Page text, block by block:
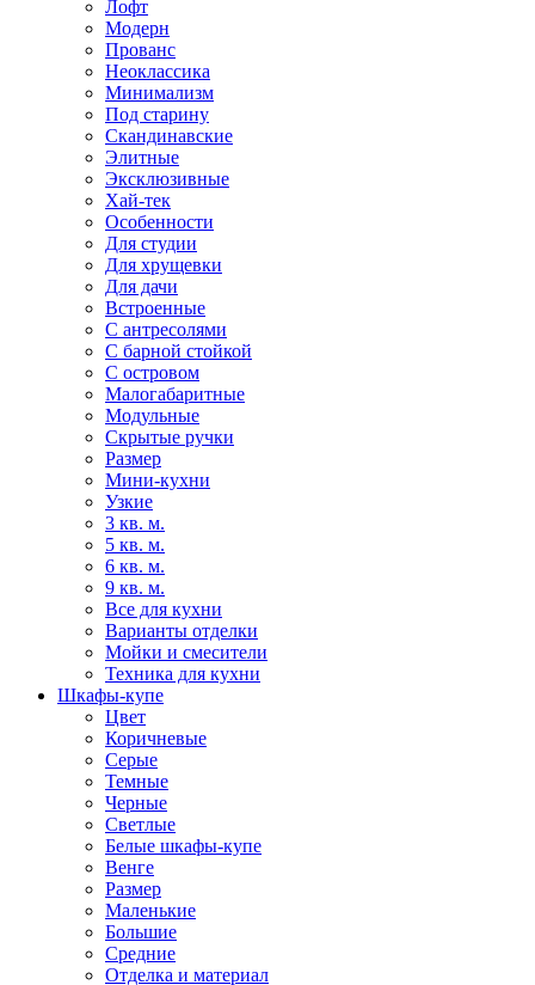
Лофт
Модерн
Прованс
Неоклассика
Минимализм
Под старину
Скандинавские
Элитные
Эксклюзивные
Хай-тек
Особенности
Для студии
Для хрущевки
Для дачи
Встроенные
С антресолями
С барной стойкой
С островом
Малогабаритные
Модульные
Скрытые ручки
Размер
Мини-кухни
Узкие
3 кв. м.
5 кв. м.
6 кв. м.
9 кв. м.
Все для кухни
Варианты отделки
Мойки и смесители
Техника для кухни
Шкафы-купе
Цвет
Коричневые
Серые
Темные
Черные
Светлые
Белые шкафы-купе
Венге
Размер
Маленькие
Большие
Средние
Отделка и материал